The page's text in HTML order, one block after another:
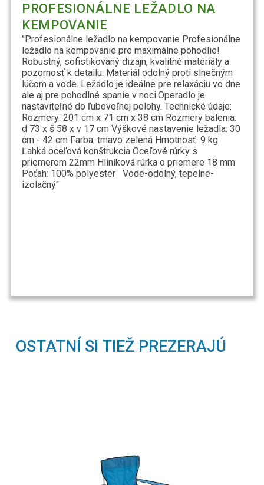
PROFESIONÁLNE LEŽADLO NA
KEMPOVANIE
"Profesionálne ležadlo na kempovanie Profesionálne
ležadlo na kempovanie pre maximálne pohodlie!
Robustný, sofistikovaný dizajn, kvalitné materiály a
pozornosť k detailu. Materiál odolný proti slnečným
lúčom a vode. Ležadlo je ideálne pre relaxáciu vo dne
ale aj pre pohodlné spanie v noci.Operadlo je
nastaviteľné do ľubovoľnej polohy. Technické údaje:
Rozmery: 201 cm x 71 cm x 38 cm Rozmery balenia:
d 73 x š 58 x v 17 cm Výškové nastavenie ležadla: 30
cm - 42 cm Farba: tmavo zelená Hmotnosť: 9 kg
Ľahká oceľová konštrukcia Oceľové rúrky s
priemerom 22mm Hliníková rúrka o priemere 18 mm
Poťah: 100% polyester Vode-odolný, tepelne-
izolačný"
OSTATNÍ SI TIEŽ PREZERAJÚ